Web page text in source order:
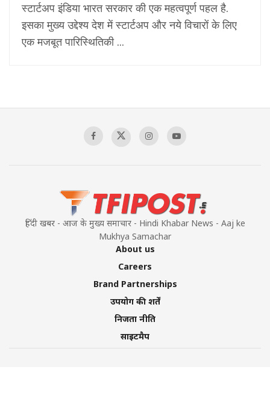
स्टार्टअप इंडिया भारत सरकार की एक महत्वपूर्ण पहल है.
इसका मुख्य उद्देश्य देश में स्टार्टअप और नये विचारों के लिए
एक मजबूत पारिस्थितिकी ...
हिंदी खबर - आज के मुख्य समाचार - Hindi Khabar News - Aaj ke
Mukhya Samachar
About us
Careers
Brand Partnerships
उपयोग की शर्तें
निजता नीति
साइटमैप